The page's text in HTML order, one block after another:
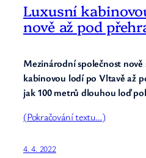
Luxusní
nově až pod
Mezinárodní společnost
kabinovou lodí po Vltavě až
jak 100 metrů dlouhou loď
(Pokračování textu…)
4. 4. 2022